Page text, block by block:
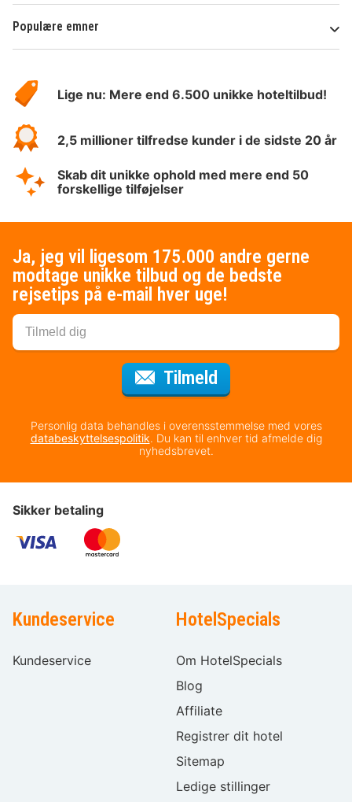
Populære emner
HotelSpecials
Lige nu: Mere end 6.500 unikke hoteltilbud!
2,5 millioner tilfredse kunder i de sidste 20 år
Skab dit unikke ophold med mere end 50
forskellige tilføjelser
Ja, jeg vil ligesom 175.000 andre gerne
modtage unikke tilbud og de bedste
rejsetips på e-mail hver uge!
Tilmeld
Personlig data behandles i overensstemmelse med vores
databeskyttelsespolitik. Du kan til enhver tid afmelde dig
nyhedsbrevet.
Sikker betaling
Kundeservice
Kundeservice
HotelSpecials
Om HotelSpecials
Blog
Affiliate
Registrer dit hotel
Sitemap
Ledige stillinger